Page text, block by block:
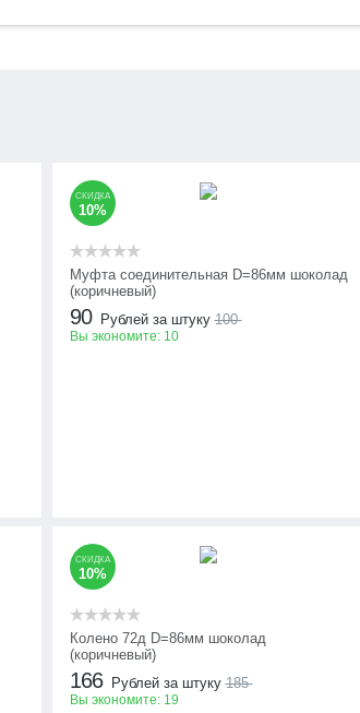
СКИДКА
10%
Муфта соединительная D=86мм шоколад
(коричневый)
90 Рублей за штуку 100
Вы экономите: 10
СКИДКА
10%
Колено 72д D=86мм шоколад
(коричневый)
166 Рублей за штуку 185
Вы экономите: 19